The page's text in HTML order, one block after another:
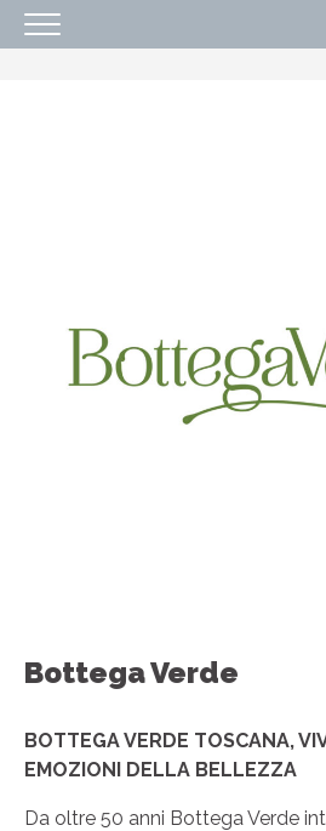
EVENTI
Bottega Verde
BOTTEGA VERDE TOSCANA,
EMOZIONI DELLA BELLEZZA
Da oltre 50 anni Bottega Verde